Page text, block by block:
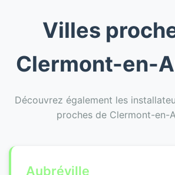
Villes
Clermont-en-
Découvrez également les
proches de Clermont-en-
Aubréville